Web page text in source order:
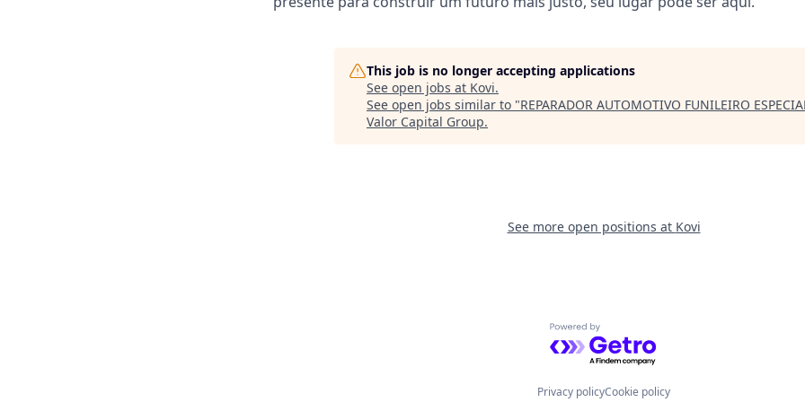
This job is no longer accepting applications
See open jobs at Kovi.
See open jobs similar to "REPARADOR AUTOMOTIVO FUNILEIRO
Valor Capital Group.
See more open positions at Kovi
Powered by Getro.com
Privacy policyCookie policy